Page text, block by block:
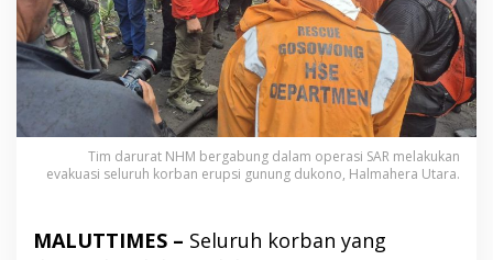
Tim darurat NHM bergabung dalam operasi SAR melakukan
evakuasi seluruh korban erupsi gunung dukono, Halmahera Utara.
MALUTTIMES – Seluruh korban yang